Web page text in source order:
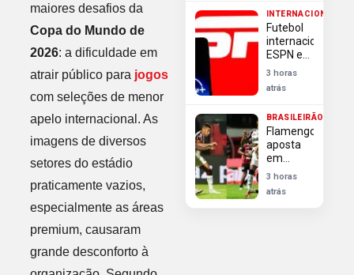
maiores desafios da
Copa do Mundo de
2026: a dificuldade em
atrair público para jogos
com seleções de menor
apelo internacional. As
imagens de diversos
setores do estádio
praticamente vazios,
especialmente as áreas
premium, causaram
grande desconforto à
da Copa
Betano
do Brasil
INTERNACIONAL
Futebol
internacional:
ESPN e
Disney+
transmitem
2 mil
temporada
2026/27
3 horas
atrás
BRASILEIRÃO
Flamengo
aposta
em
retrospecto
favorável
para
3 horas
atrás